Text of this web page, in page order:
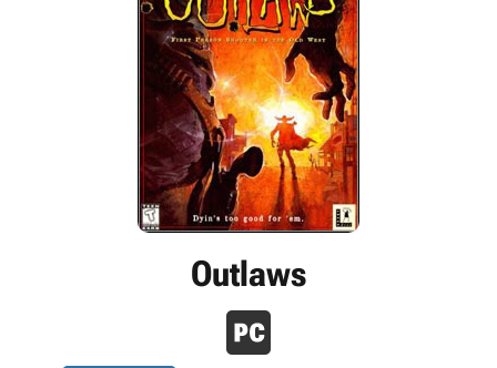
Outlaws